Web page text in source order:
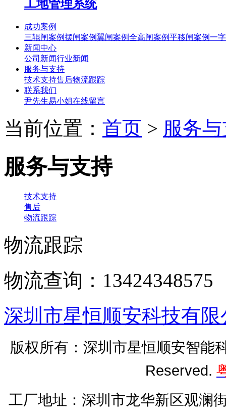
工地管理系统
成功案例
三辊闸案例摆闸案例 翼闸案例全高闸案例平移闸案例一
新闻中心
公司新闻行业新闻
服务与支持
技术支持售后物流跟踪
联系我们
尹先生易小姐在线留言
当前位置： 首页 > 服务
服务与支持
技术支持
售后
物流跟踪
物流跟踪
物流查询：13424348575
深圳市星恒顺安科技有
版权所有：深圳市星恒顺安智能
Reserved.
工厂地址： 深圳市龙华新区观澜